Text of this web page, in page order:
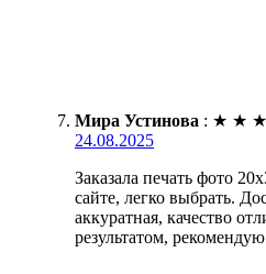
Мира Устинова : ★ ★ ★
24.08.2025
Заказала печать фото
сайте, легко выбрать.
аккуратная, качество
результатом,